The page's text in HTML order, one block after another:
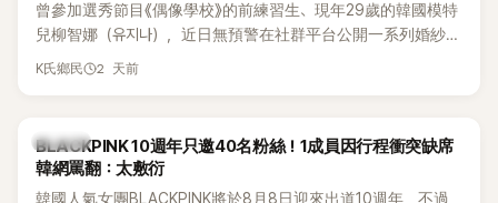
曾參加選秀節目《偶像學校》的前練習生、現年29歲的韓國模特
兒柳智娜（유지나），近日無預警在社群平台公開一系列婚紗
照，親自宣布即將步入婚姻，消息曝光後讓不少曾追看節目的
K氏鄉民 2 天前
K-POP
BLACKPINK 10週年只邀40名粉絲！1成員因行程衝突缺席
韓網罵翻：太敷衍
韓國人氣女團BLACKPINK將於8月8日迎來出道10週年，不過